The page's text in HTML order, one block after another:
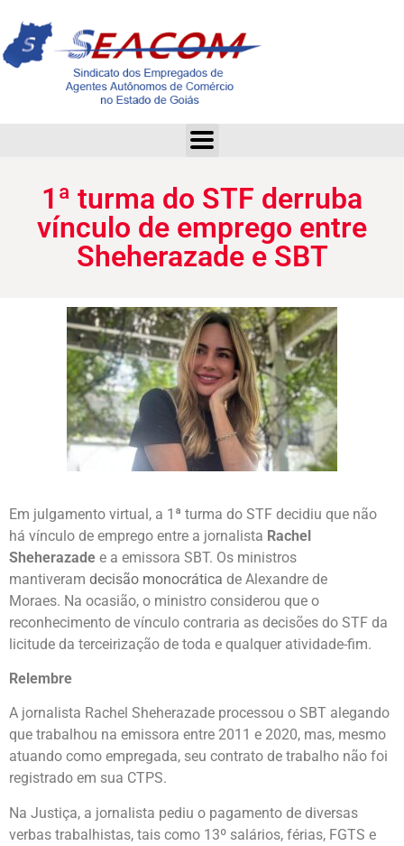
1ª turma do STF derruba
vínculo de emprego entre
Sheherazade e SBT
Em julgamento virtual, a 1ª turma do STF decidiu que não
há vínculo de emprego entre a jornalista Rachel
Sheherazade e a emissora SBT. Os ministros
mantiveram decisão monocrática de Alexandre de
Moraes. Na ocasião, o ministro considerou que o
reconhecimento de vínculo contraria as decisões do STF da
licitude da terceirização de toda e qualquer atividade-fim.
Relembre
A jornalista Rachel Sheherazade processou o SBT alegando
que trabalhou na emissora entre 2011 e 2020, mas, mesmo
atuando como empregada, seu contrato de trabalho não foi
registrado em sua CTPS.
Na Justiça, a jornalista pediu o pagamento de diversas
verbas trabalhistas, tais como 13º salários, férias, FGTS e